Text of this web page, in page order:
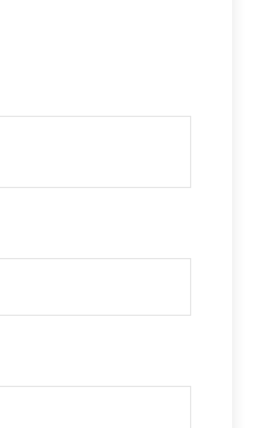
στο ξενοδοχείο
εκδρομή με
την